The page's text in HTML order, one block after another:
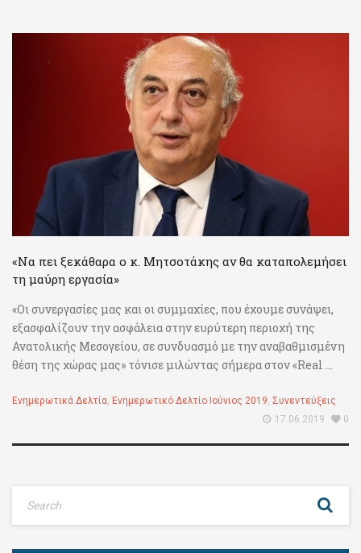
«Να πει ξεκάθαρα ο κ. Μητσοτάκης αν θα καταπολεμήσει
τη μαύρη εργασία»
«Οι συνεργασίες μας και οι συμμαχίες, που έχουμε συνάψει,
εξασφαλίζουν την ασφάλεια στην ευρύτερη περιοχή της
Ανατολικής Μεσογείου, σε συνδυασμό με την αναβαθμισμένη
θέση της χώρας μας» τόνισε μιλώντας σήμερα στον «Real ...
Ενημερωτικά Δελτία, Ενημερωτικό Δελτίο Ιούνιος 2019, Συνεντεύξεις
17.06.2019
0